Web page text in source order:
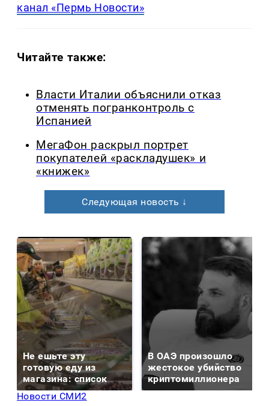
канал «Пермь Новости»
Читайте также:
Власти Италии объяснили отказ
отменять погранконтроль с
Испанией
МегаФон раскрыл портрет
покупателей «раскладушек» и
«книжек»
Следующая новость ↓
Не ешьте эту
готовую еду из
магазина: список
В ОАЭ произошло
жестокое убийство
криптомиллионера
Новости СМИ2